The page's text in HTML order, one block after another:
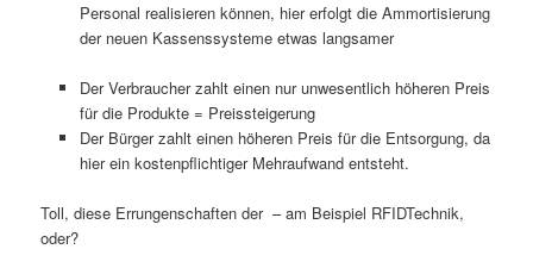
Personal realisieren können, hier erfolgt die Ammortisierung
der neuen Kassenssysteme etwas langsamer
Der Verbraucher zahlt einen nur unwesentlich höheren Preis
für die Produkte = Preissteigerung
Der Bürger zahlt einen höheren Preis für die Entsorgung, da
hier ein kostenpflichtiger Mehraufwand entsteht.
Toll, diese Errungenschaften der – am Beispiel RFIDTechnik,
oder?